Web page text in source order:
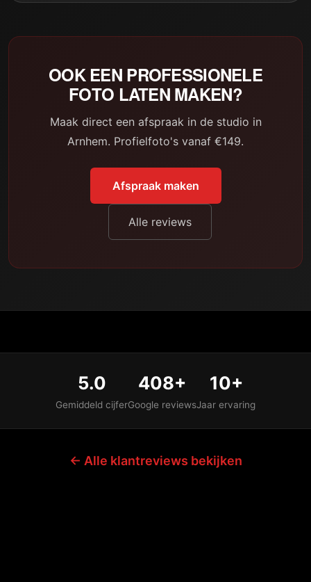
OOK EEN PROFESSIONELE
FOTO LATEN MAKEN?
Maak direct een afspraak in de studio in
Arnhem. Profielfoto's vanaf €149.
Afspraak maken
Alle reviews
5.0
Gemiddeld cijfer
408+
Google reviews
10+
Jaar ervaring
← Alle klantreviews bekijken